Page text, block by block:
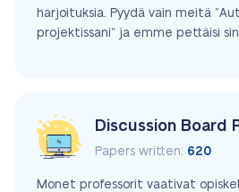
harjoituksia. Pyydä vain meitä
projektissani” ja emme pettäisi
Discussion Board
Papers written: 620
Monet professorit vaativat